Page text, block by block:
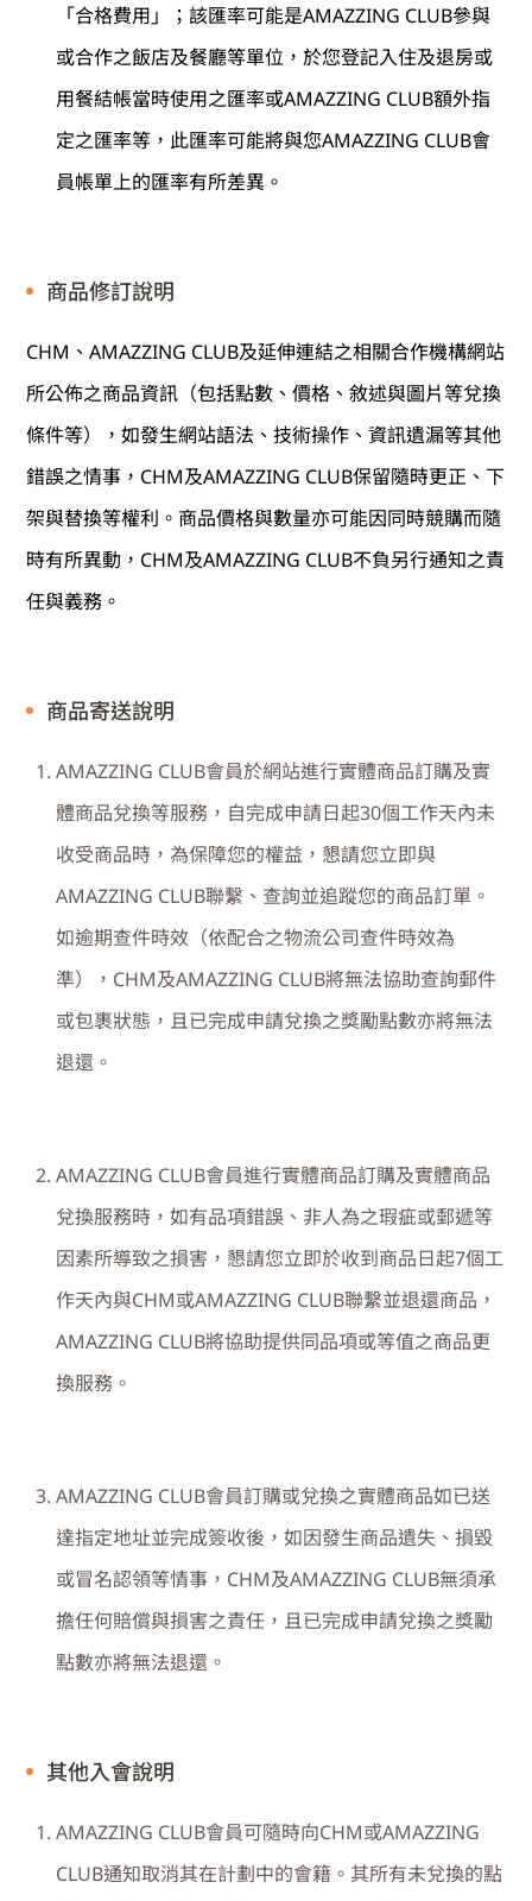
「合格費用」；該匯率可能是AMAZZING CLUB參與
或合作之飯店及餐廳等單位，於您登記入住及退房或
用餐結帳當時使用之匯率或AMAZZING CLUB額外指
定之匯率等，此匯率可能將與您AMAZZING CLUB會
員帳單上的匯率有所差異。
商品修訂說明
CHM 、AMAZZING CLUB及延伸連結之相關合作機構網站
所公佈之商品資訊（包括點數、價格、敘述與圖片等兌換
條件等），如發生網站語法、技術操作、資訊遺漏等其他
錯誤之情事， CHM及AMAZZING CLUB保留隨時更正、下
架與替換等權利。商品價格與數量亦可能因同時競購而隨
時有所異動， CHM及AMAZZING CLUB不負另行通知之責
任與義務。
商品寄送說明
AMAZZING CLUB會員於網站進行實體商品訂購及實
體商品兌換等服務，自完成申請日起30個工作天內未
收受商品時，為保障您的權益，懇請您立即與
AMAZZING CLUB聯繫、查詢並追蹤您的商品訂單。
如逾期查件時效（依配合之物流公司查件時效為
準）， CHM及AMAZZING CLUB將無法協助查詢郵件
或包裹狀態，且已完成申請兌換之獎勵點數亦將無法
退還。
AMAZZING CLUB會員進行實體商品訂購及實體商品
兌換服務時，如有品項錯誤、非人為之瑕疵或郵遞等
因素所導致之損害，懇請您立即於收到商品日起7個工
作天內與CHM或AMAZZING CLUB聯繫並退還商品，
AMAZZING CLUB將協助提供同品項或等值之商品更
換服務。
AMAZZING CLUB會員訂購或兌換之實體商品如已送
達指定地址並完成簽收後，如因發生商品遺失、損毀
或冒名認領等情事， CHM及AMAZZING CLUB無須承
擔任何賠償與損害之責任，且已完成申請兌換之獎勵
點數亦將無法退還。
其他入會說明
AMAZZING CLUB會員可隨時向CHM或AMAZZING
CLUB通知取消其在計劃中的會籍。其所有未兌換的點